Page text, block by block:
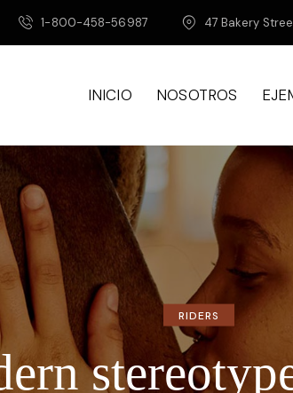
1-800-458-56987 47 Bakery
INICIO NOSOTROS
RIDERS